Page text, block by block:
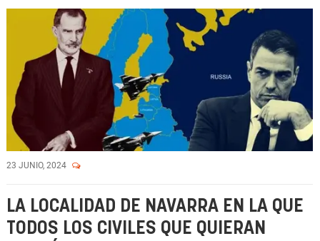
23 JUNIO, 2024
LA LOCALIDAD DE NAVARRA EN LA QUE
TODOS LOS CIVILES QUE QUIERAN